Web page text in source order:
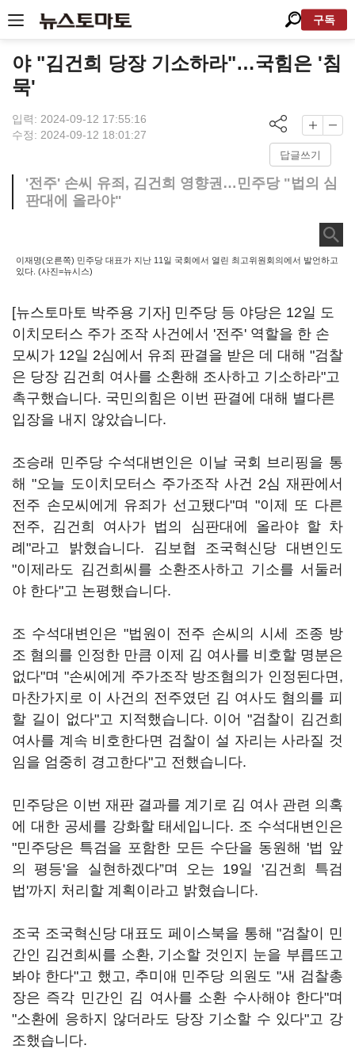
구독
야 "김건희 당장 기소하라"…국힘은 '침
묵'
입력: 2024-09-12 17:55:16
수정: 2024-09-12 18:01:27
답글쓰기
'전주' 손씨 유죄, 김건희 영향권…민주당 "법의 심
판대에 올라야"
이재명(오른쪽) 민주당 대표가 지난 11일 국회에서 열린 최고위원회의에서 발언하고
있다. (사진=뉴시스)
[뉴스토마토 박주용 기자] 민주당 등 야당은 12일 도
이치모터스 주가 조작 사건에서 '전주' 역할을 한 손
모씨가 12일 2심에서 유죄 판결을 받은 데 대해 "검찰
은 당장 김건희 여사를 소환해 조사하고 기소하라"고
촉구했습니다. 국민의힘은 이번 판결에 대해 별다른
입장을 내지 않았습니다.
조승래 민주당 수석대변인은 이날 국회 브리핑을 통
해 "오늘 도이치모터스 주가조작 사건 2심 재판에서
전주 손모씨에게 유죄가 선고됐다"며 "이제 또 다른
전주, 김건희 여사가 법의 심판대에 올라야 할 차
례"라고 밝혔습니다. 김보협 조국혁신당 대변인도
"이제라도 김건희씨를 소환조사하고 기소를 서둘러
야 한다"고 논평했습니다.
조 수석대변인은 "법원이 전주 손씨의 시세 조종 방
조 혐의를 인정한 만큼 이제 김 여사를 비호할 명분은
없다"며 "손씨에게 주가조작 방조혐의가 인정된다면,
마찬가지로 이 사건의 전주였던 김 여사도 혐의를 피
할 길이 없다"고 지적했습니다. 이어 "검찰이 김건희
여사를 계속 비호한다면 검찰이 설 자리는 사라질 것
임을 엄중히 경고한다"고 전했습니다.
민주당은 이번 재판 결과를 계기로 김 여사 관련 의혹
에 대한 공세를 강화할 태세입니다. 조 수석대변인은
"민주당은 특검을 포함한 모든 수단을 동원해 '법 앞
의 평등'을 실현하겠다”며 오는 19일 '김건희 특검
법'까지 처리할 계획이라고 밝혔습니다.
조국 조국혁신당 대표도 페이스북을 통해 "검찰이 민
간인 김건희씨를 소환, 기소할 것인지 눈을 부릅뜨고
봐야 한다"고 했고, 추미애 민주당 의원도 "새 검찰총
장은 즉각 민간인 김 여사를 소환 수사해야 한다"며
"소환에 응하지 않더라도 당장 기소할 수 있다"고 강
조했습니다.